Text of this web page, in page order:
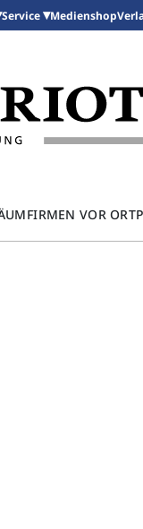
Service Medienshop
FIRMEN VOR ORT